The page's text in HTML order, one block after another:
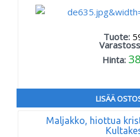
Tuote:
Hinta:
LISÄÄ
Maljakko, hiottua